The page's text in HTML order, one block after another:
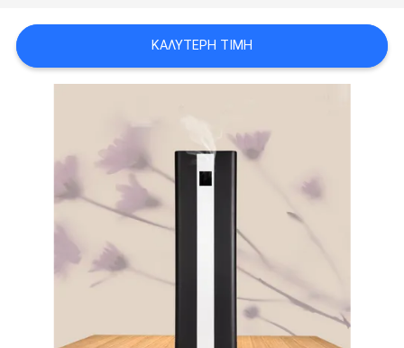
PRIVACY
ΚΑΛΎΤΕΡΗ ΤΙΜΉ